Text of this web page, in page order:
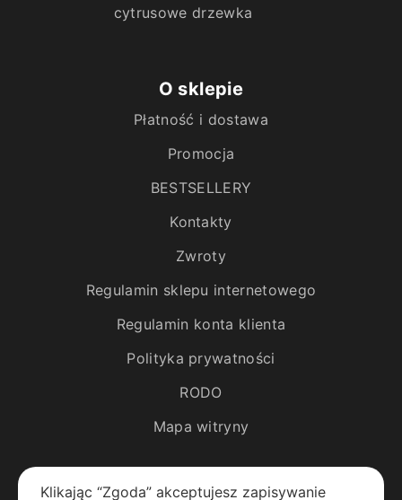
cytrusowe drzewka
O sklepie
Płatność i dostawa
Promocja
BESTSELLERY
Kontakty
Zwroty
Regulamin sklepu internetowego
Regulamin konta klienta
Polityka prywatności
RODO
Mapa witryny
Katalog
Klikając “Zgoda” akceptujesz zapisywanie